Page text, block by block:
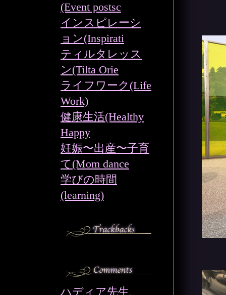
(Event postsc
インスピレーシ
ョン(Inspirati
ティルタレッス
ン(Tilta Orie
ライフワーク(Life
Work)
健康生活(Healthy
Happy
妊娠〜出産〜子育
て(Mom dance
学びの時間
(learning)
ハディア先生、